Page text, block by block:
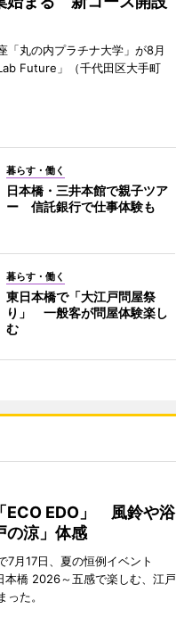
「丸の内プラチナ大学」が8月
Future」（千代田区大手町
暮らす・働く
日本橋・三井本館で親子ツア
ー 信託銀行で仕事体験も
暮らす・働く
東日本橋で「大江戸問屋祭
り」 一般客が問屋体験楽し
む
ECO EDO」 風鈴や浴
の涼」体感
7月17日、夏の恒例イベント
本橋 2026～五感で楽しむ、江戸
た。